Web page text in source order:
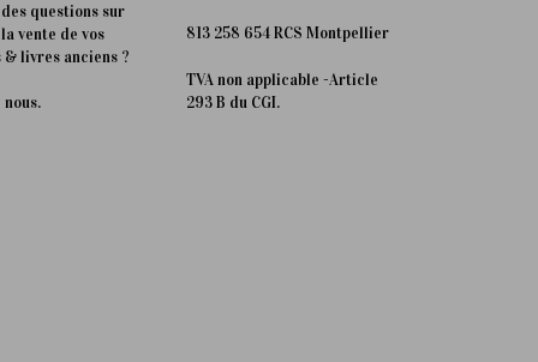
des questions sur
vente de vos
livres anciens ?
813 258 654 RCS Montpellier
TVA non applicable -Article
293 B du CGI.